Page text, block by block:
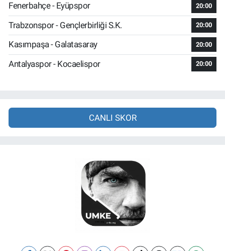
Fenerbahçe - Eyüpspor 20:00
Trabzonspor - Gençlerbirliği S.K. 20:00
Kasımpaşa - Galatasaray 20:00
Antalyaspor - Kocaelispor 20:00
CANLI SKOR